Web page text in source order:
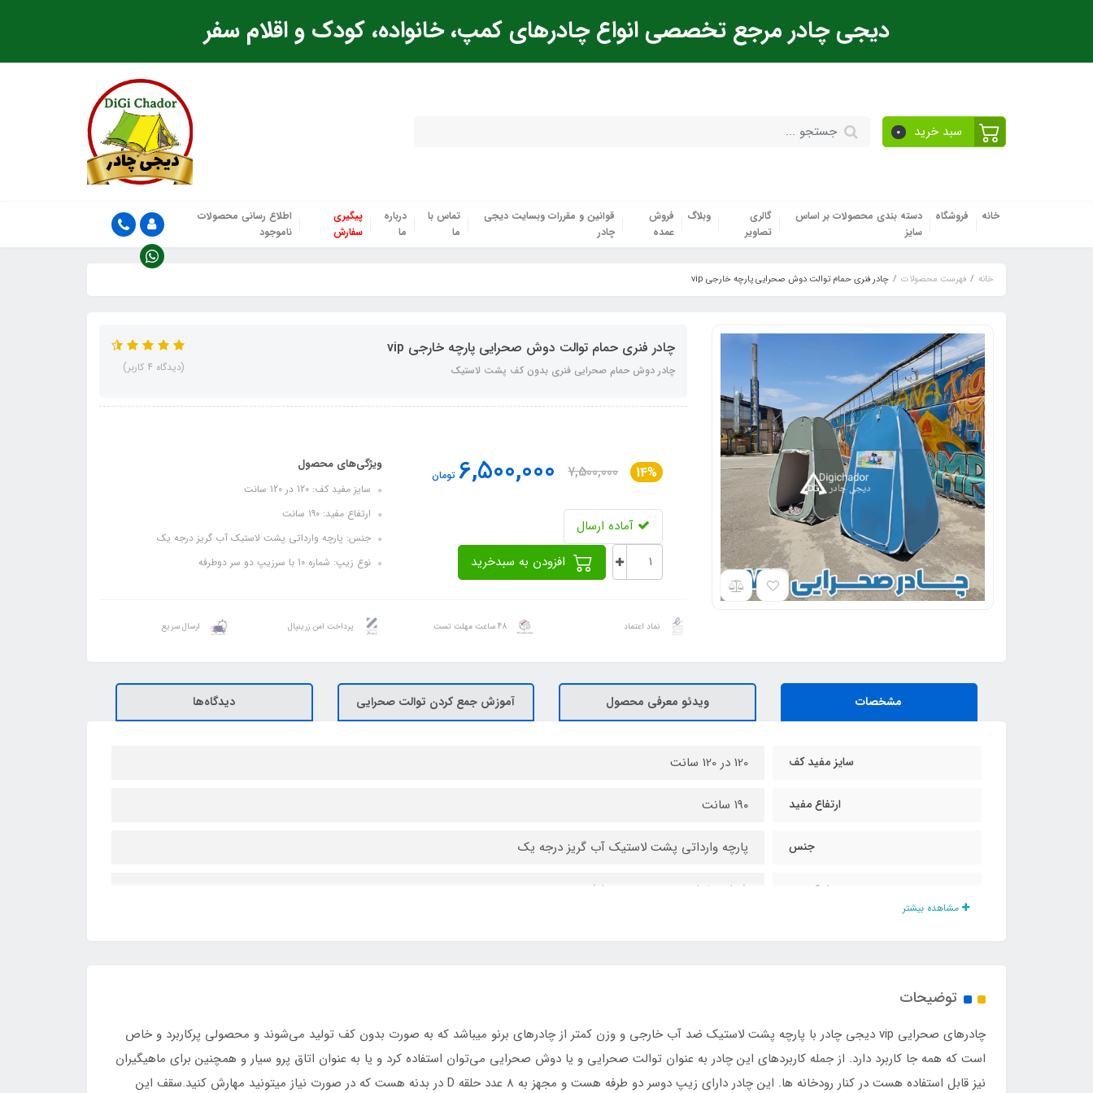
دیجی چادر مرجع تخصصی انواع چادرهای کمپ، خانواده، کودک و اقلام سفر
سبد خرید 0
خانه فروشگاه
دسته بندی محصولات بر اساس
سایز
گالری
تصاویر
وبلاگ
فروش
عمده
قوانین و مقررات وبسایت دیجی
چادر
تماس با
ما
درباره
ما
پیگیری
سفارش
اطلاع رسانی محصولات
ناموجود
خانه فهرست محصولات چادر فنری حمام توالت دوش صحرایی پارچه خارجی vip
چادر فنری حمام توالت دوش صحرایی پارچه خارجی vip
چادر دوش حمام صحرایی فنری بدون کف پشت لاستیک (دیدگاه 4 کاربر)
14%
7,500,000
6,500,000تومان
آماده ارسال
ویژگی‌های محصول
سایز مفید کف: 120 در 120 سانت
ارتفاع مفید: ۱۹۰ سانت
جنس: پارچه وارداتی پشت لاستیک آب گریز درجه یک
نوع زیپ: شماره 10 با سرزیپ دو سر دوطرفه
نماد اعتماد 48 ساعت مهلت تست پرداخت امن زرینپال ارسال سریع
مشخصات ویدئو معرفی محصول آموزش جمع کردن توالت صحرایی دیدگاه‌ها
سایز مفید کف 120 در 120 سانت
ارتفاع مفید ۱۹۰ سانت
جنس پارچه وارداتی پشت لاستیک آب گریز درجه یک
نوع زیپ شماره 10 با سرزیپ دو سر دوطرفه
حلقه D دارد
مشاهده بیشتر
توضیحات
چادرهای صحرایی vip دیجی چادر با پارچه پشت لاستیک ضد آب خارجی و وزن کمتر از چادرهای برنو میباشد که به صورت بدون کف تولید می‌شوند و محصولی پرکاربرد و خاص
است که همه جا کاربرد دارد. از جمله کاربردهای این چادر به عنوان توالت صحرایی و یا دوش صحرایی می‌توان استفاده کرد و یا به عنوان اتاق پرو سیار و همچنین برای ماهیگیران
نیز قابل استفاده هست در کنار رودخانه ها. این چادر دارای زیپ دوسر دو طرفه هست و مجهز به 8 عدد حلقه D در بدنه هست که در صورت نیاز میتونید مهارش کنید.سقف این